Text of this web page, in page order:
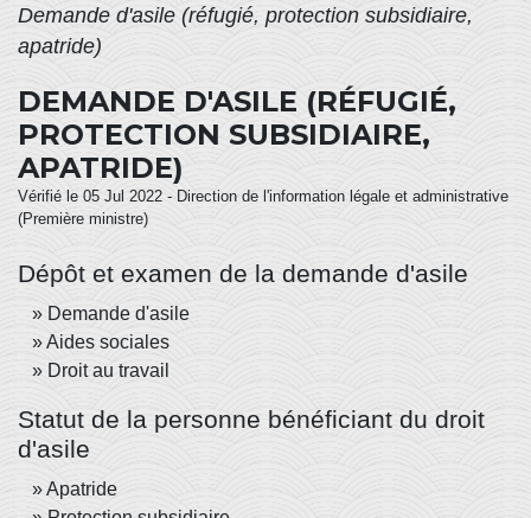
Demande d'asile (réfugié, protection subsidiaire,
apatride)
DEMANDE D'ASILE (RÉFUGIÉ,
PROTECTION SUBSIDIAIRE,
APATRIDE)
Vérifié le 05 Jul 2022 - Direction de l'information légale et administrative
(Première ministre)
Dépôt et examen de la demande d'asile
Demande d'asile
Aides sociales
Droit au travail
Statut de la personne bénéficiant du droit
d'asile
Apatride